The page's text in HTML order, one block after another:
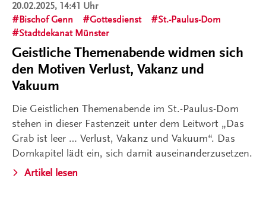
20.02.2025, 14:41 Uhr
Bischof Genn
Gottesdienst
St.-Paulus-Dom
Stadtdekanat Münster
Geistliche Themenabende widmen sich
den Motiven Verlust, Vakanz und
Vakuum
Die Geistlichen Themenabende im St.-Paulus-Dom
stehen in dieser Fastenzeit unter dem Leitwort „Das
Grab ist leer … Verlust, Vakanz und Vakuum“. Das
Domkapitel lädt ein, sich damit auseinanderzusetzen.
Artikel lesen